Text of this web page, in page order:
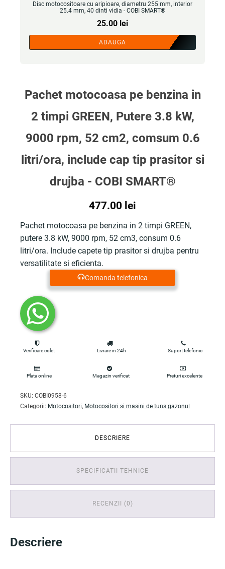
Disc motocositoare cu aripioare, diametru 255 mm, interior
25.4 mm, 40 dinti vidia - COBI SMART®
25.00 lei
ADAUGA
Pachet motocoasa pe benzina in
2 timpi GREEN, Putere 3.8 kW,
9000 rpm, 52 cm2, comsum 0.6
litri/ora, include cap tip prasitor si
drujba - COBI SMART®
477.00 lei
Pachet motocoasa pe benzina in 2 timpi GREEN,
putere 3.8 kW, 9000 rpm, 52 cm3, consum 0.6
litri/ora. Include capete tip prasitor si drujba pentru
versatilitate si eficienta.
Comanda telefonica
Verificare colet Livrare in 24h Suport telefonic
Plata online Magazin verificat Preturi excelente
SKU: COBI0958-6
Categorii: Motocositori, Motocositori si masini de tuns gazonul
DESCRIERE
SPECIFICATII TEHNICE
RECENZII (0)
Descriere